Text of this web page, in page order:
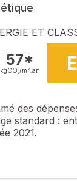
ET
57*
kgCO₂/m². an E
des
standard :
2021.